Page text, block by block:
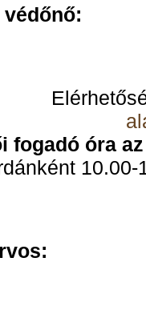
fogadó óra